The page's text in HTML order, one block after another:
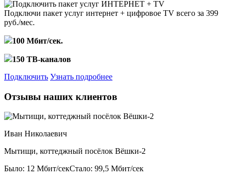
Подключи пакет услуг интернет + цифровое TV всего за 399
руб./мес.
100 Мбит/сек.
150 ТВ-каналов
Подключить Узнать подробнее
Отзывы наших клиентов
Иван Николаевич
Мытищи, коттеджный посёлок Вёшки-2
Было: 12 Мбит/секСтало: 99,5 Мбит/сек